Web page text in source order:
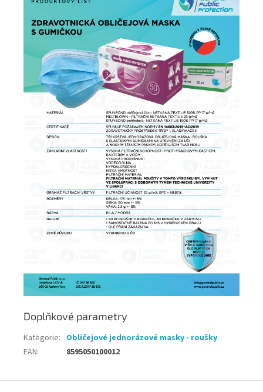
Doplňkové parametry
Kategorie: Obličejové jednorázové masky - roušky
EAN: 8595050100012